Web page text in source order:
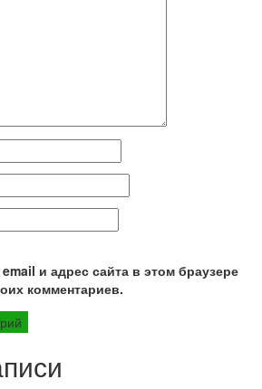
и адрес сайта в этом браузере
комментариев.